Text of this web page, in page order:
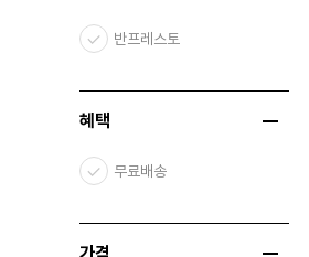
반프레스토
혜택
무료배송